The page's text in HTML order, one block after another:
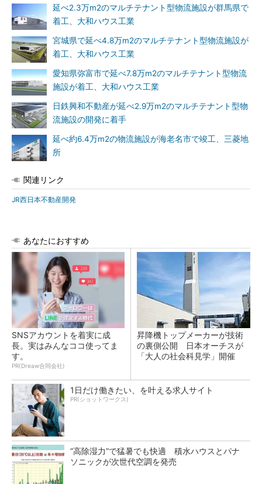
延べ2.3万m2のマルチテナント型物流施設が群馬県で
着工、大和ハウス工業
宮城県で延べ4.8万m2のマルチテナント型物流施設が
着工、大和ハウス工業
愛知県弥富市で延べ7.8万m2のマルチテナント型物流
施設が着工、大和ハウス工業
日鉄興和不動産が延べ2.9万m2のマルチテナント型物
流施設の開発に着手
延べ約6.4万m2の物流施設が海老名市で竣工、三菱地
所
関連リンク
JR西日本不動産開発
あなたにおすすめ
SNSアカウントを着実に成
長。実はみんなココ使ってま
す。
PR(Dreaw合同会社)
昇降機トップメーカーが技術
の裏側公開 日本オーチスが
「大人の社会科見学」開催
1日だけ働きたい、を叶える求人サイト
PR(ショットワークス)
“高除湿力”で猛暑でも快適 積水ハウスとパナ
ソニックが次世代空調を発売